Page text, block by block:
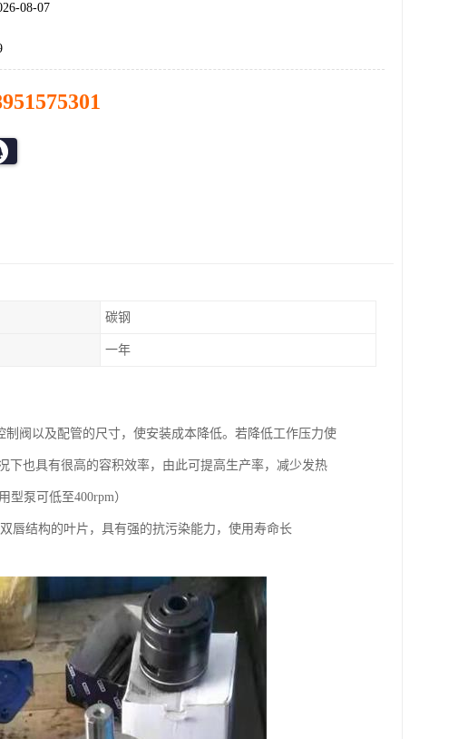
08-07
碳钢
一年
阀以及配管的尺寸，使安装成本降低。若降低工作压力使
下也具有很高的容积效率，由此可提高生产率，减少发热
泵可低至400rpm）
唇结构的叶片，具有强的抗污染能力，使用寿命长